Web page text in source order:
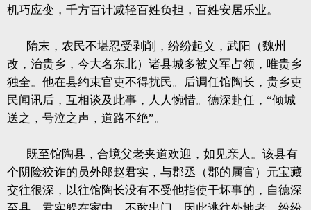
机巧应变，千方百计减轻百姓负担，百姓安居乐业。
隋末，农民不堪忍受剥削，纷纷起义，武阳（魏州
改，治贵乡，今大名东北）诸县城多被义军占领，唯贵乡
独全。他在县约束官吏不得扰民。后调任馆陶长，贵乡吏
民闻讯后，互相谈及此事，人人惋惜。德深赴任，“倾城
送之，号泣之声，道路不绝”。
既至馆陶县，合境父老夹道欢迎，如见亲人。该县有
个阴险狡诈的员外郎赵君实，与郡丞（郡的属官）元宝藏
交往很深，以往馆陶长没有不受他指使干坏事的，自德深